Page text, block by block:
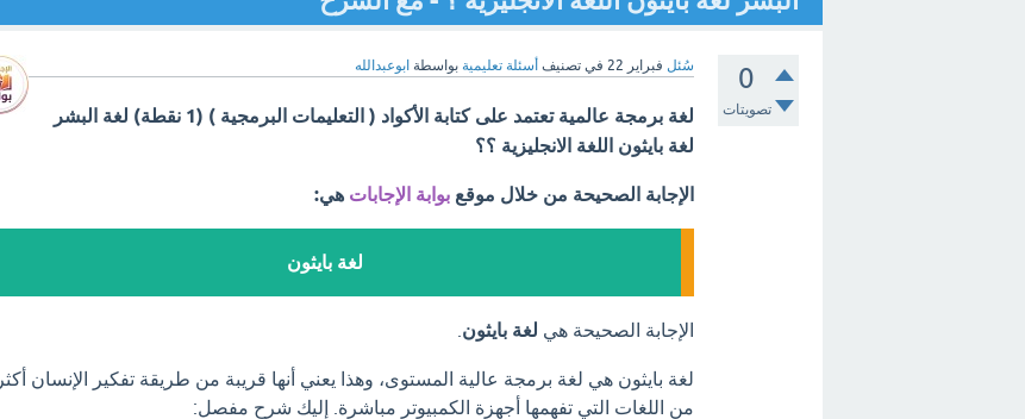
0
تصويتات
سُئل فبراير 22 في تصنيف أسئلة تعليمية بواسطة ابوعبدالله
لغة برمجة عالمية تعتمد على كتابة الأكواد ( التعليمات البرمجية ) (1 نقطة) لغة البشر
لغة بايثون اللغة الانجليزية ؟؟
الإجابة الصحيحة من خلال موقع بوابة الإجابات هي:
لغة بايثون
الإجابة الصحيحة هي لغة بايثون
لغة بايثون هي لغة برمجة عالية المستوى، وهذا يعني أنها قريبة من طريقة تفكير الإنسان أكثر
من اللغات التي تفهمها أجهزة الكمبيوتر مباشرة. إليك شرح مفصل: